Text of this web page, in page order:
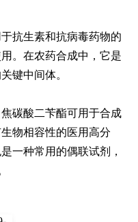
抗生素和抗病毒药物的
。在农药合成中，它是
键中间体。
碳酸二苄酯可用于合成
物相容性的医用高分
一种常用的偶联试剂，